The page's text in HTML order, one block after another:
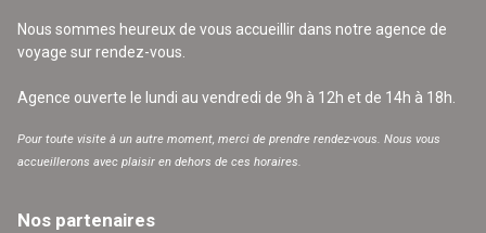
Nous sommes heureux de vous accueillir dans notre agence de
voyage sur rendez-vous.
Agence ouverte le lundi au vendredi de 9h à 12h et de 14h à 18h.
Pour toute visite à un autre moment, merci de prendre rendez-vous. Nous vous
accueillerons avec plaisir en dehors de ces horaires.
Nos partenaires